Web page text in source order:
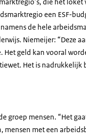
een ESF-
de hele
Niemeijer: “Deze
geld kan vooral
Het is
groep mensen. “Het
met een